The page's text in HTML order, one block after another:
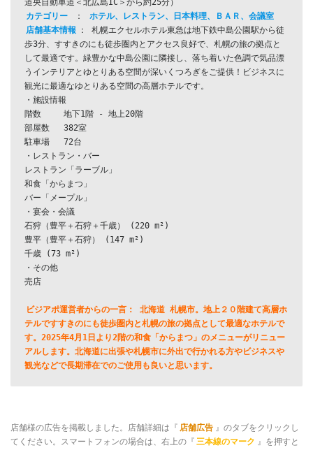
道央自動車道＜北広島IC＞から約25分）
カテゴリー
：
ホテル、レストラン、日本料理、ＢＡＲ、会議室
店舗基本情報
： 札幌エクセルホテル東急は地下鉄中島公園駅から徒
歩3分、すすきのにも徒歩圏内とアクセス良好で、札幌の旅の拠点と
して最適です。緑豊かな中島公園に隣接し、落ち着いた色調で気品漂
うインテリアとゆとりある空間が深いくつろぎをご提供！ビジネスに
観光に最適なゆとりある空間の高層ホテルです。
・施設情報
階数	地下1階 - 地上20階
部屋数	382室
駐車場	72台
・レストラン・バー
レストラン「ラーブル」
和食「からまつ」
バー「メープル」
・宴会・会議
石狩（豊平＋石狩＋千歳） (220 m²)
豊平（豊平＋石狩） (147 m²)
千歳 (73 m²)
・その他
売店
ビジアポ運営者からの一言： 北海道 札幌市。地上２０階建て高層ホ
テルですすきのにも徒歩圏内と札幌の旅の拠点として最適なホテルで
す。2025年4月1日より2階の和食「からまつ」のメニューがリニュー
アルします。北海道に出張や札幌市に外出で行かれる方やビジネスや
観光などで長期滞在でのご使用も良いと思います。
店舗様の広告を掲載しました。店舗詳細は『 店舗広告 』のタブをクリックし
てください。スマートフォンの場合は、右上の『 三本線のマーク 』を押すと